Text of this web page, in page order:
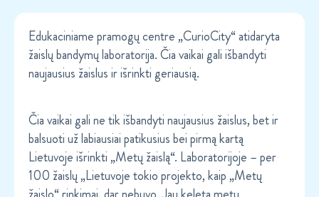
Edukaciniame pramogų centre „CurioCity“ atidaryta
žaislų bandymų laboratorija. Čia vaikai gali išbandyti
naujausius žaislus ir išrinkti geriausią.
Čia vaikai gali ne tik išbandyti naujausius žaislus, bet ir
balsuoti už labiausiai patikusius bei pirmą kartą
Lietuvoje išrinkti „Metų žaislą“. Laboratorijoje – per
100 žaislų „Lietuvoje tokio projekto, kaip „Metų